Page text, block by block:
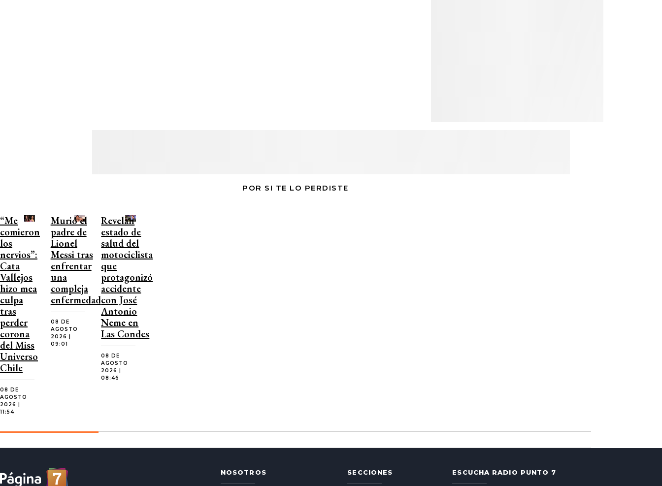
POR SI TE LO PERDISTE
“Me
comieron
los
nervios”:
Cata
Vallejos
hizo mea
culpa
tras
perder
corona
del Miss
Universo
Chile
08 DE
AGOSTO
2026 |
11:54
Murió el
padre de
Lionel
Messi tras
enfrentar
una
compleja
enfermedad
08 DE
AGOSTO
2026 |
09:01
Revelan
estado de
salud del
motociclista
que
protagonizó
accidente
con José
Antonio
Neme en
Las Condes
08 DE
AGOSTO
2026 |
08:46
NOSOTROS SECCIONES ESCUCHA RADIO PUNTO 7